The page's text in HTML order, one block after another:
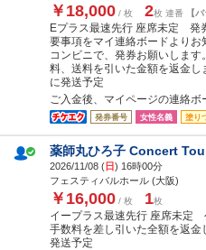
￥18,000 / 枚 2枚 連番 【
Eプラス最速先行 座席未定 発
要事項をマイ連絡ボードより
コンビニで、発券お願いしま
料、送料を引いた金額を返金
に発送予定
ご入金後、マイページの連絡ボ
発券番号 女性名義 塗り
薬師丸ひろ子 Concert
2026/11/08 (日) 16時00分
フェスティバルホール (大阪)
￥16,000 / 枚 1枚
イープラス最速先行 座席未定
手数料を差し引いた全額を返
発送予定